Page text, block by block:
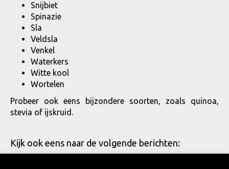
Snijbiet
Spinazie
Sla
Veldsla
Venkel
Waterkers
Witte kool
Wortelen
Probeer ook eens bijzondere soorten, zoals quinoa,
stevia of ijskruid.
Kijk ook eens naar de volgende berichten: